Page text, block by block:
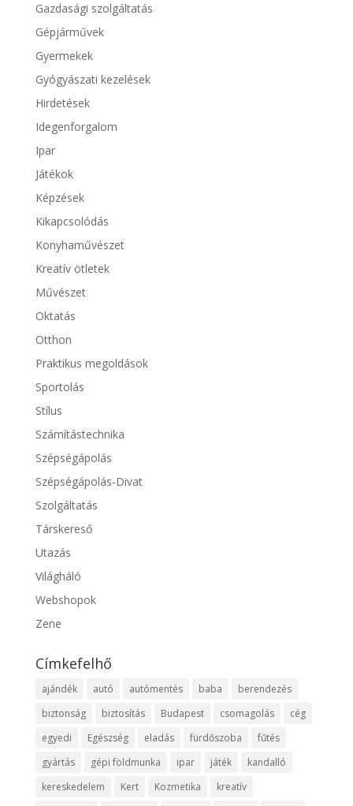
Gazdasági szolgáltatás
Gépjárművek
Gyermekek
Gyógyászati kezelések
Hirdetések
Idegenforgalom
Ipar
Játékok
Képzések
Kikapcsolódás
Konyhaművészet
Kreatív ötletek
Művészet
Oktatás
Otthon
Praktikus megoldások
Sportolás
Stílus
Számítástechnika
Szépségápolás
Szépségápolás-Divat
Szolgáltatás
Társkereső
Utazás
Világháló
Webshopok
Zene
Címkefelhő
ajándék autó autómentés baba
berendezés
biztonság
biztosítás Budapest csomagolás
cég
egyedi
Egészség eladás fürdőszoba
fűtés
gyártás
gépi földmunka ipar játék
kandalló
kereskedelem
Kert Kozmetika
kreatív